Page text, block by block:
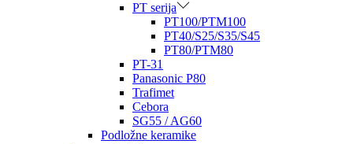
PT serija
PT100/PTM100
PT40/S25/S35/S45
PT80/PTM80
PT-31
Panasonic P80
Trafimet
Cebora
SG55 / AG60
Podložne keramike